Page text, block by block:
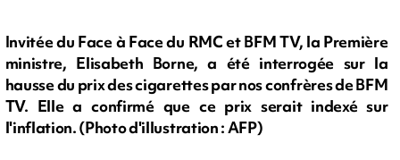
Invitée du Face à Face du RMC et BFM TV, la Première
ministre, Elisabeth Borne, a été interrogée sur la
hausse du prix des cigarettes par nos confrères de BFM
TV. Elle a confirmé que ce prix serait indexé sur
l'inflation. (Photo d'illustration : AFP)